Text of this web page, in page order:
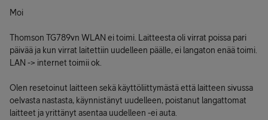
Moi
Thomson TG789vn WLAN ei toimi. Laitteesta oli virrat poissa pari
päivää ja kun virrat laitettiin uudelleen päälle, ei langaton enää toimi.
LAN -> internet toimii ok.
Olen resetoinut laitteen sekä käyttöliittymästä että laitteen sivussa
oelvasta nastasta, käynnistänyt uudelleen, poistanut langattomat
laitteet ja yrittänyt asentaa uudelleen -ei auta.